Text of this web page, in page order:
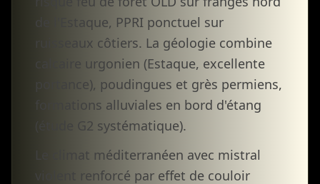
de l'Estaque, PPRI ponctuel sur
ruisseaux côtiers. La géologie combine
calcaire urgonien (Estaque, excellente
portance), poudingues et grès permiens,
formations alluviales en bord d'étang
(étude G2 systématique).
Le climat méditerranéen avec mistral
violent renforcé par effet de couloir